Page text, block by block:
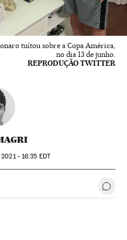
tuítou sobre a Copa América,
no dia 13 de junho.
REPRODUÇÃO TWITTER
- 16:35 EDT
Sociales